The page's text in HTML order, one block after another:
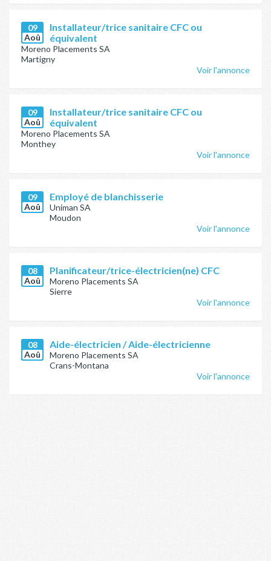
09
Aoû
Installateur/trice sanitaire CFC ou
équivalent
Moreno Placements SA
Martigny
Voir l'annonce
09
Aoû
Installateur/trice sanitaire CFC ou
équivalent
Moreno Placements SA
Monthey
Voir l'annonce
09
Aoû
Employé de blanchisserie
Uniman SA
Moudon
Voir l'annonce
08
Aoû
Planificateur/trice-électricien(ne) CFC
Moreno Placements SA
Sierre
Voir l'annonce
08
Aoû
Aide-électricien / Aide-électricienne
Moreno Placements SA
Crans-Montana
Voir l'annonce